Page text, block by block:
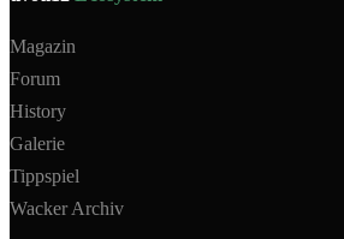
Magazin
Forum
History
Galerie
Tippspiel
Wacker Archiv